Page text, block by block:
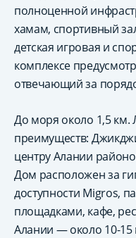
полноценной
хамам, спортивный
детская игровая и
комплексе
отвечающий за
До моря около 1,5
преимуществ:
центру Алании
Дом расположен за
доступности Migros,
площадками, кафе,
Алании — около 10-15